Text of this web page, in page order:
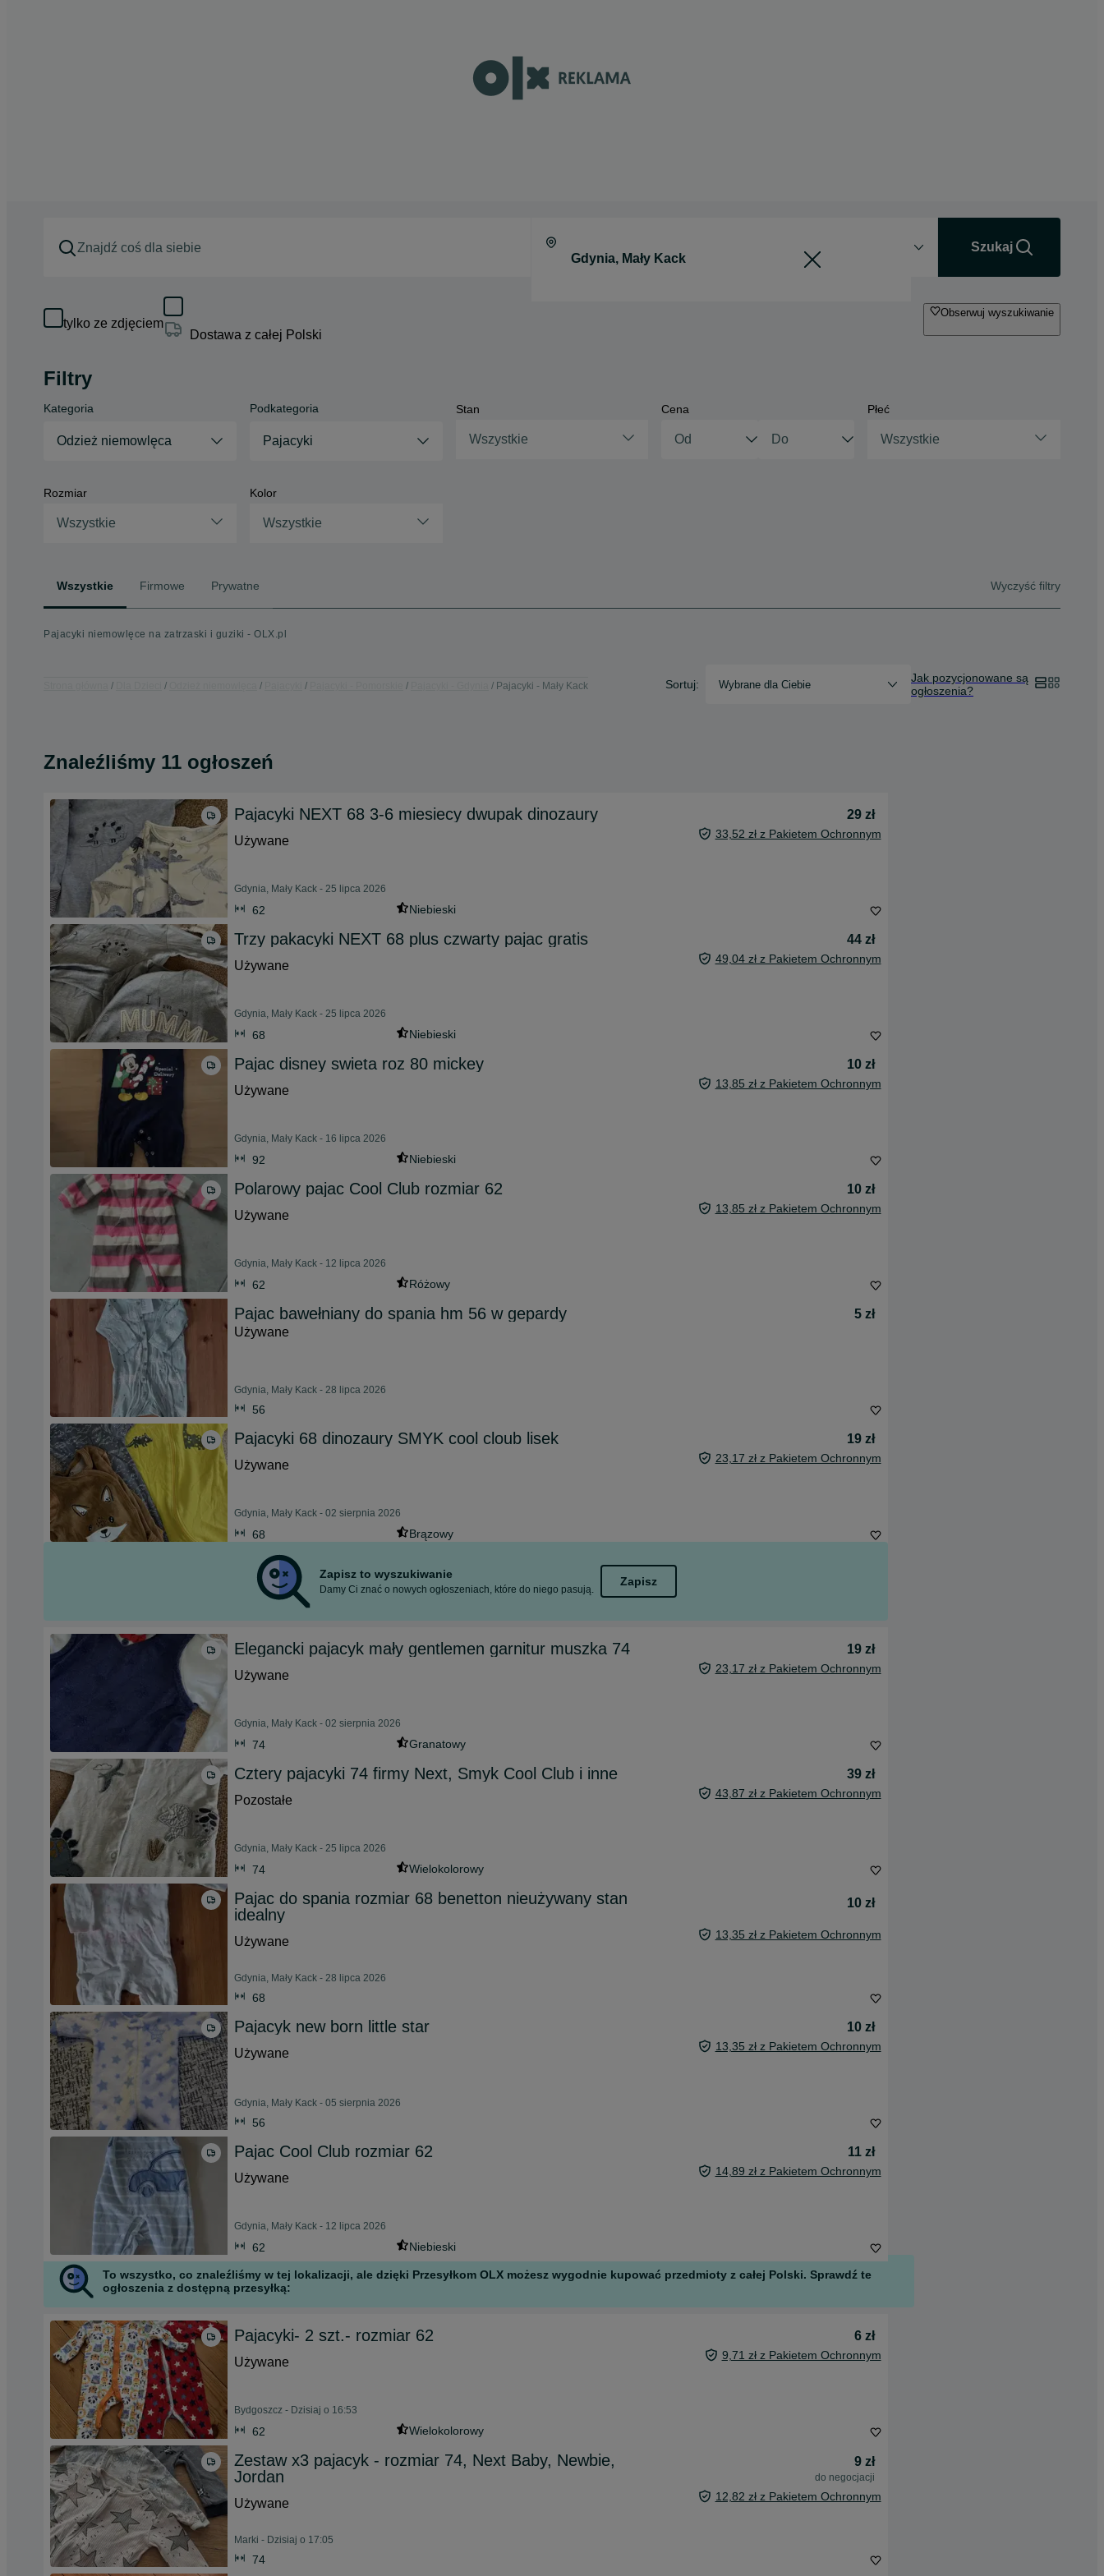
Szukaj
tylko ze zdjęciem
Dostawa z całej Polski
Obserwuj wyszukiwanie
Filtry
Kategoria
Odzież niemowlęca
Podkategoria
Pajacyki
Stan
Wszystkie
Cena Płeć
Wszystkie
Rozmiar
Wszystkie
Kolor
Wszystkie
Wszystkie Firmowe Prywatne Wyczyść filtry
Pajacyki niemowlęce na zatrzaski i guziki - OLX.pl
Pajacyki - Mały Kack Sortuj: Wybrane dla Ciebie
Jak pozycjonowane są
ogłoszenia?
Znaleźliśmy 11 ogłoszeń
Pajacyki NEXT 68 3-6 miesiecy dwupak dinozaury
29 zł
Używane
33,52 zł z Pakietem Ochronnym
Gdynia, Mały Kack - 25 lipca 2026
62 Niebieski
Trzy pakacyki NEXT 68 plus czwarty pajac gratis
44 zł
Używane
49,04 zł z Pakietem Ochronnym
Gdynia, Mały Kack - 25 lipca 2026
68 Niebieski
Pajac disney swieta roz 80 mickey
10 zł
Używane
13,85 zł z Pakietem Ochronnym
Gdynia, Mały Kack - 16 lipca 2026
92 Niebieski
Polarowy pajac Cool Club rozmiar 62
10 zł
Używane
13,85 zł z Pakietem Ochronnym
Gdynia, Mały Kack - 12 lipca 2026
62 Różowy
Pajac bawełniany do spania hm 56 w gepardy
5 zł
Używane
Gdynia, Mały Kack - 28 lipca 2026
56
Pajacyki 68 dinozaury SMYK cool cloub lisek
19 zł
Używane
23,17 zł z Pakietem Ochronnym
Gdynia, Mały Kack - 02 sierpnia 2026
68 Brązowy
Zapisz to wyszukiwanie
Damy Ci znać o nowych ogłoszeniach, które do niego pasują.
Zapisz
Elegancki pajacyk mały gentlemen garnitur muszka 74
19 zł
Używane
23,17 zł z Pakietem Ochronnym
Gdynia, Mały Kack - 02 sierpnia 2026
74 Granatowy
Cztery pajacyki 74 firmy Next, Smyk Cool Club i inne
39 zł
Pozostałe
43,87 zł z Pakietem Ochronnym
Gdynia, Mały Kack - 25 lipca 2026
74 Wielokolorowy
Pajac do spania rozmiar 68 benetton nieużywany stan
idealny
10 zł
Używane 13,35 zł z Pakietem Ochronnym
Gdynia, Mały Kack - 28 lipca 2026
68
Pajacyk new born little star
10 zł
Używane
13,35 zł z Pakietem Ochronnym
Gdynia, Mały Kack - 05 sierpnia 2026
56
Pajac Cool Club rozmiar 62
11 zł
Używane
14,89 zł z Pakietem Ochronnym
Gdynia, Mały Kack - 12 lipca 2026
62 Niebieski
To wszystko, co znaleźliśmy w tej lokalizacji, ale dzięki Przesyłkom OLX możesz wygodnie kupować przedmioty z całej Polski. Sprawdź te
ogłoszenia z dostępną przesyłką:
Pajacyki- 2 szt.- rozmiar 62
6 zł
Używane
9,71 zł z Pakietem Ochronnym
Bydgoszcz - Dzisiaj o 16:53
62 Wielokolorowy
Zestaw x3 pajacyk - rozmiar 74, Next Baby, Newbie,
Jordan
9 zł
do negocjacji
Używane 12,82 zł z Pakietem Ochronnym
Marki - Dzisiaj o 17:05
74